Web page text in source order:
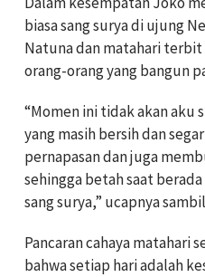
biasa sang surya di ujung
Natuna dan matahari
orang-orang yang bangun
“Momen ini tidak akan aku
yang masih bersih dan
pernapasan dan juga
sehingga betah saat
sang surya,” ucapnya
Pancaran cahaya matahari
bahwa setiap hari adalah